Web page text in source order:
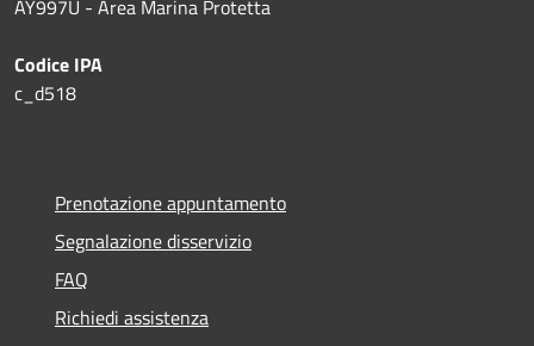
AY997U - Area Marina Protetta
Codice IPA
c_d518
Prenotazione appuntamento
Segnalazione disservizio
FAQ
Richiedi assistenza